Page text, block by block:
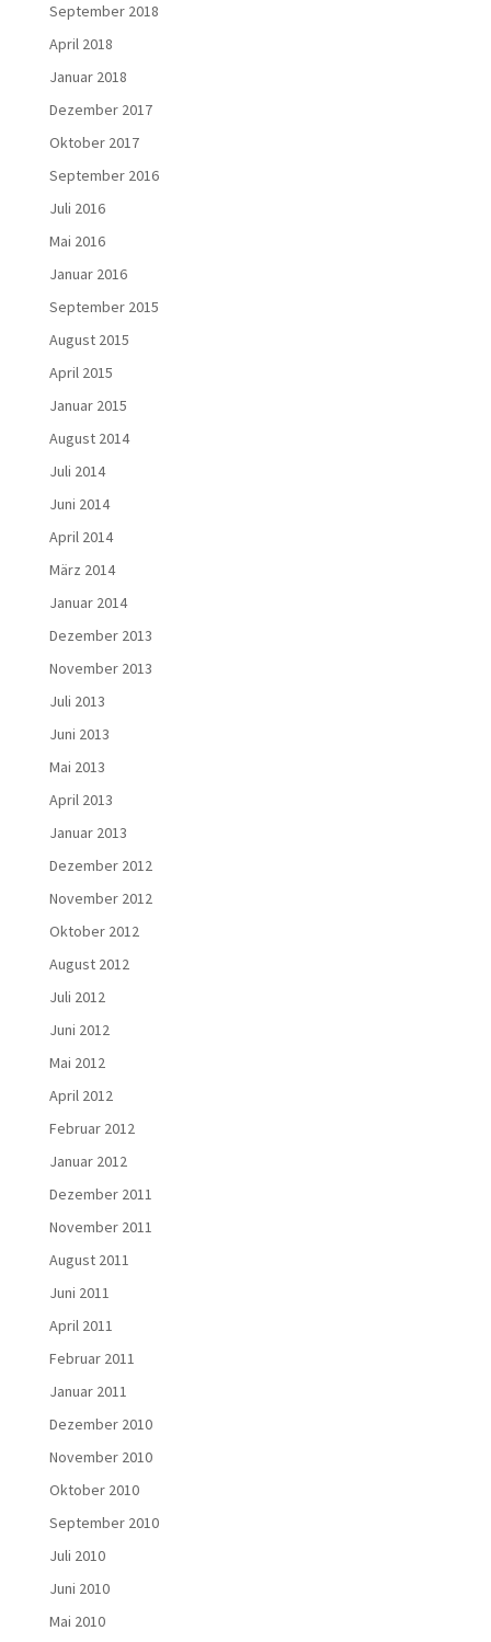
September 2018
April 2018
Januar 2018
Dezember 2017
Oktober 2017
September 2016
Juli 2016
Mai 2016
Januar 2016
September 2015
August 2015
April 2015
Januar 2015
August 2014
Juli 2014
Juni 2014
April 2014
März 2014
Januar 2014
Dezember 2013
November 2013
Juli 2013
Juni 2013
Mai 2013
April 2013
Januar 2013
Dezember 2012
November 2012
Oktober 2012
August 2012
Juli 2012
Juni 2012
Mai 2012
April 2012
Februar 2012
Januar 2012
Dezember 2011
November 2011
August 2011
Juni 2011
April 2011
Februar 2011
Januar 2011
Dezember 2010
November 2010
Oktober 2010
September 2010
Juli 2010
Juni 2010
Mai 2010